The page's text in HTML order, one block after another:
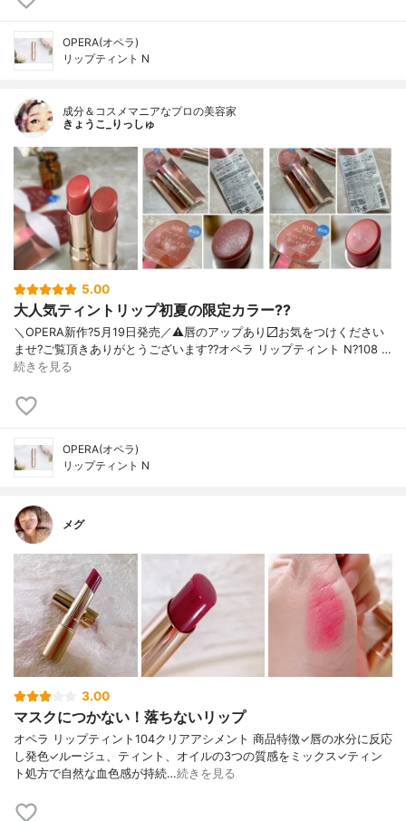
OPERA(オペラ)
リップティント N
成分＆コスメマニアなプロの美容家
きょうこ_りっしゅ
5.00
大人気ティントリップ初夏の限定カラー??
＼OPERA新作?5月19日発売／ ⚠️唇のアップあり〼 お気をつけください
ませ? ご覧頂きありがとうございます? ?オペラ リップティント N ?108 …
続きを見る
OPERA(オペラ)
リップティント N
メグ
3.00
マスクにつかない！落ちないリップ
オペラ リップティント104クリアアシメント 商品特徴✓唇の水分に反応
し発色✓ルージュ、ティント、オイルの3つの質感をミックス✓ティン
ト処方で自然な血色感が持続…続きを見る